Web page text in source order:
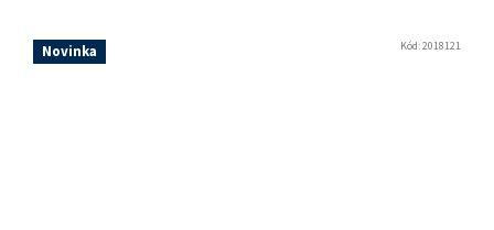
Novinka Kód:2018121